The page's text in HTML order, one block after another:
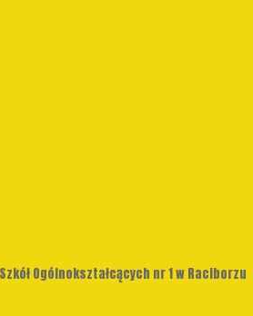
Ogólnokształcących nr 1 w Raciborzu